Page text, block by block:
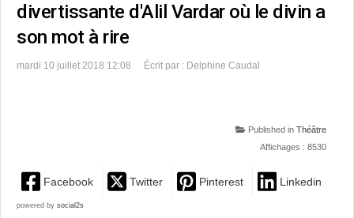
divertissante d'Alil Vardar où le divin a
son mot à rire
mardi 10 juillet 2018 12:08 Écrit par : Delphine Caudal
Published in Théâtre
Affichages : 8530
Facebook Twitter Pinterest Linkedin
powered by social2s